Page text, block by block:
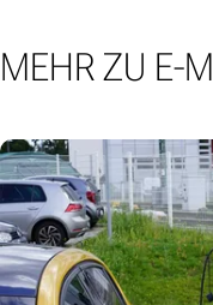
MEHR ZU E-